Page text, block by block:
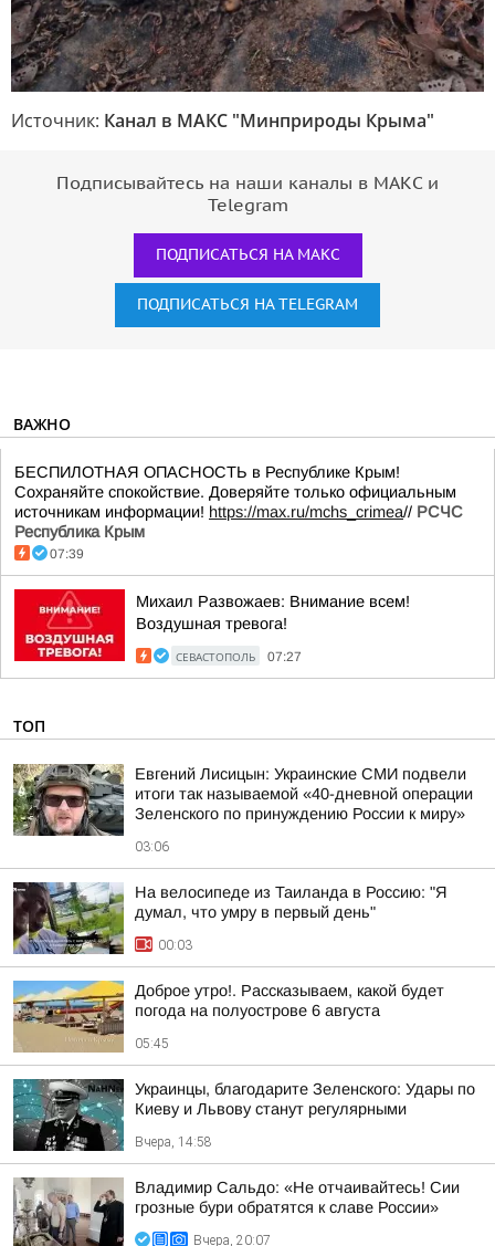
Источник: Канал в МАКС "Минприроды Крыма"
Подписывайтесь на наши каналы в МАКС и
Telegram
ПОДПИСАТЬСЯ НА МАКС
ПОДПИСАТЬСЯ НА TELEGRAM
ВАЖНО
БЕСПИЛОТНАЯ ОПАСНОСТЬ в Республике Крым!
Сохраняйте спокойствие. Доверяйте только официальным
источникам информации! https://max.ru/mchs_crimea// РСЧС
Республика Крым
07:39
Михаил Развожаев: Внимание всем!
Воздушная тревога!
СЕВАСТОПОЛЬ 07:27
ТОП
Евгений Лисицын: Украинские СМИ подвели
итоги так называемой «40-дневной операции
Зеленского по принуждению России к миру»
03:06
На велосипеде из Таиланда в Россию: "Я
думал, что умру в первый день"
00:03
Доброе утро!. Рассказываем, какой будет
погода на полуострове 6 августа
05:45
Украинцы, благодарите Зеленского: Удары по
Киеву и Львову станут регулярными
Вчера, 14:58
Владимир Сальдо: «Не отчаивайтесь! Сии
грозные бури обратятся к славе России»
Вчера, 20:07